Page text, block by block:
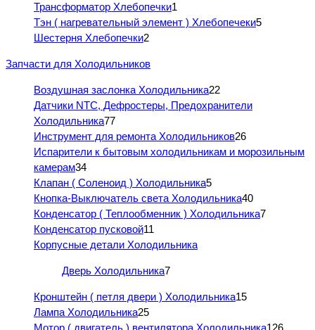
Трансформатор Хлебопечки1
Тэн ( нагревательный элемент ) Хлебопечеки5
Шестерня Хлебопечки2
Запчасти для Холодильников
Воздушная заслонка Холодильника22
Датчики NTC, Дефростеры, Предохранители
Холодильника77
Инструмент для ремонта Холодильников26
Испарители к бытовым холодильникам и морозильным
камерам34
Клапан ( Соленоид ) Холодильника5
Кнопка-Выключатель света Холодильника40
Конденсатор ( Теплообменник ) Холодильника7
Конденсатор пусковой11
Корпусные детали Холодильника
Дверь Холодильника7
Кронштейн ( петля двери ) Холодильника15
Лампа Холодильника25